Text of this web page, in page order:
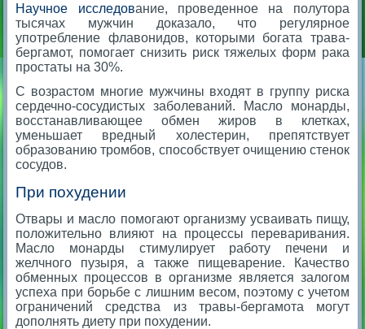
Научное исследование, проведенное на полутора
тысячах мужчин доказало, что регулярное
употребление флавонидов, которыми богата трава-
бергамот, помогает снизить риск тяжелых форм рака
простаты на 30%.
С возрастом многие мужчины входят в группу риска
сердечно-сосудистых заболеваний. Масло монарды,
восстанавливающее обмен жиров в клетках,
уменьшает вредный холестерин, препятствует
образованию тромбов, способствует очищению стенок
сосудов.
При похудении
Отвары и масло помогают организму усваивать пищу,
положительно влияют на процессы переваривания.
Масло монарды стимулирует работу печени и
желчного пузыря, а также пищеварение. Качество
обменных процессов в организме является залогом
успеха при борьбе с лишним весом, поэтому с учетом
ограничений средства из травы-бергамота могут
дополнять диету при похудении.